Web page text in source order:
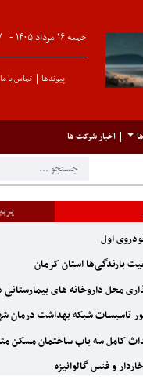
جمعه ۱۶ مرداد ۱۴۰۵ -
پیوندها تماس با ما
اخبار شرکت ها
بارندگی‌ها استان کرمان
محل داروخانه های بیمارستانی
تاسیسات شبکه بهداشت درمان
سه باب ساختمان مسکن متخصصین در
و فنس گالوانیزه